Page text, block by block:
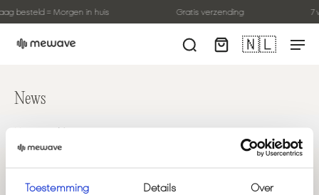
Toestemming Details Over
besteld = Morgen in huis Gratis verzending 7
🇳🇱
News
Home > News